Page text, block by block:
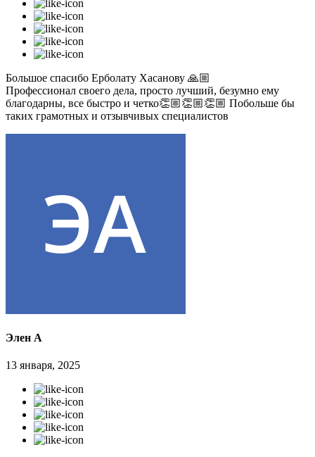
Большое спасибо Ерболату Хасанову 🙏🏼
Профессионал своего дела, просто лучший, безумно ему
благодарны, все быстро и четко👏🏼👏🏼👏🏼 Побольше бы
таких грамотных и отзывчивых специалистов
Элен А
13 января, 2025